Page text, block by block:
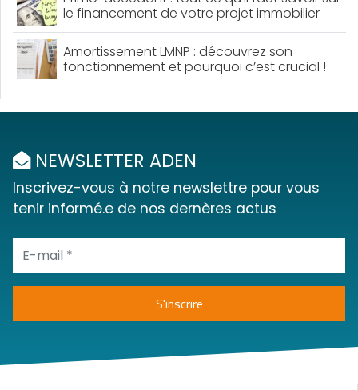
le financement de votre projet immobilier
Amortissement LMNP : découvrez son
fonctionnement et pourquoi c’est crucial !
NEWSLETTER ADEN
Inscrivez-vous à notre newslettre pour vous
tenir informé.e de nos dernères actus